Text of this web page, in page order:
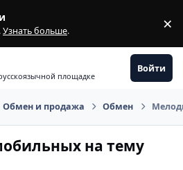
Узнать больше. ×
площадке
Войти
Обмен и продажа Обмен
на тему